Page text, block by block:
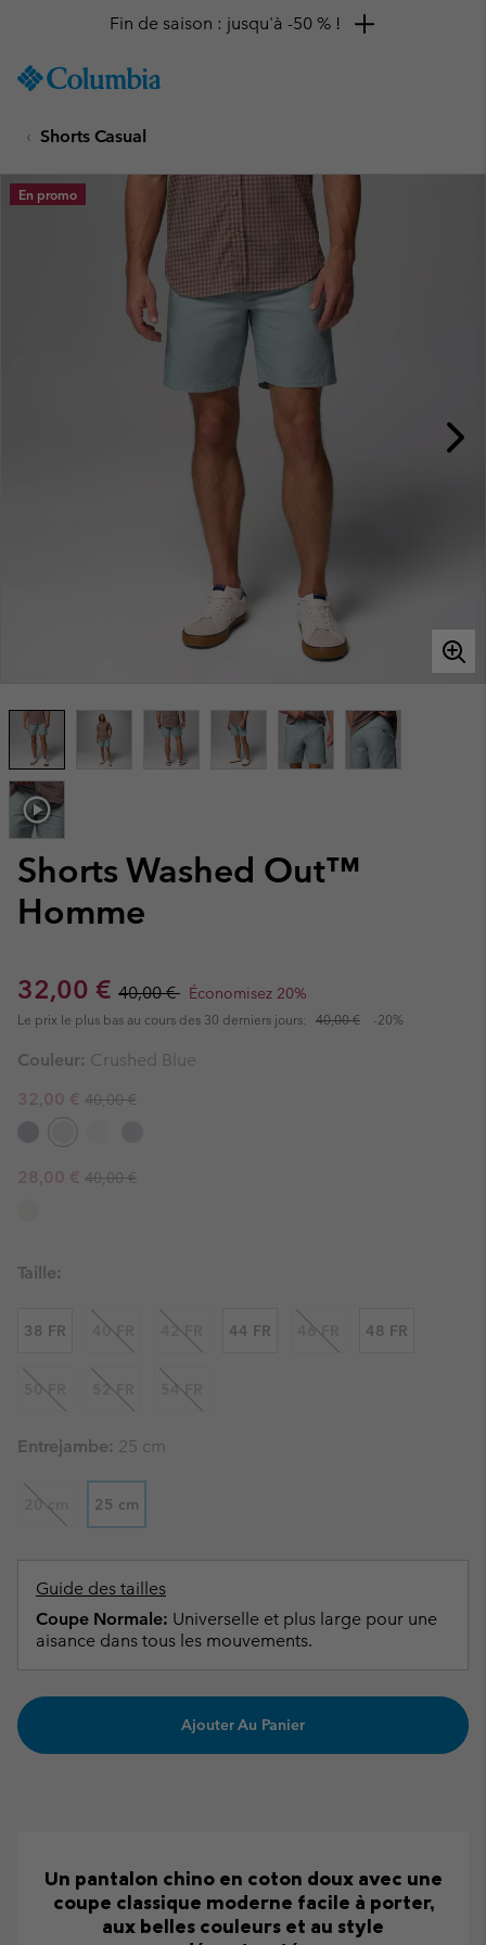
TO
SKIP
MAIN
NAV
Fin de saison : jusqu'à -50 % !
Shorts Casual
Shorts Washed Out™
Homme
Sale price:
32,00 € Regular price:
40,00 € Économisez 20%
Le prix le plus bas au cours des 30 derniers jours: 40,00 € -20%
En promo
Couleur: Crushed Blue
Sale price:
32,00 € Regular price:
40,00 €
Sale price:
28,00 € Regular price:
40,00 €
Taille:
38 FR 40 FR 42 FR 44 FR 46 FR 48 FR
50 FR 52 FR 54 FR
Entrejambe: 25 cm
20 cm 25 cm
Guide des tailles
Coupe Normale: Universelle et plus large pour une
aisance dans tous les mouvements.
Ajouter Au Panier
Un pantalon chino en coton doux avec une
coupe classique moderne facile à porter,
aux belles couleurs et au style